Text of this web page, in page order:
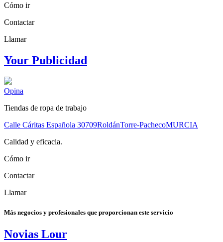
Cómo ir
Contactar
Llamar
Your Publicidad
Opina
Tiendas de ropa de trabajo
Calle Cáritas Española 30709RoldánTorre-PachecoMURCIA
Calidad y eficacia.
Cómo ir
Contactar
Llamar
Más negocios y profesionales que proporcionan este servicio
Novias Lour